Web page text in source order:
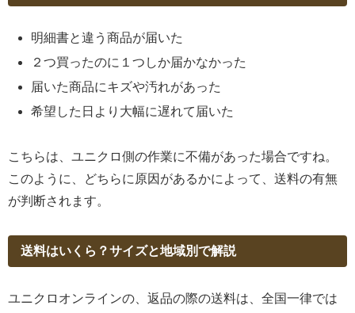
明細書と違う商品が届いた
２つ買ったのに１つしか届かなかった
届いた商品にキズや汚れがあった
希望した日より大幅に遅れて届いた
こちらは、ユニクロ側の作業に不備があった場合ですね。
このように、どちらに原因があるかによって、送料の有無
が判断されます。
送料はいくら？サイズと地域別で解説
ユニクロオンラインの、返品の際の送料は、全国一律では